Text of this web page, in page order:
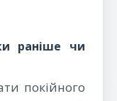
раніше чи
покійного